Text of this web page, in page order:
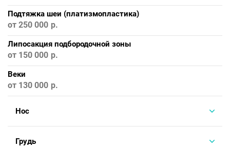
Подтяжка шеи (платизмопластика)
от 250 000
Липосакция подбородочной зоны
от 150 000
Веки
от 130 000
Нос
Грудь